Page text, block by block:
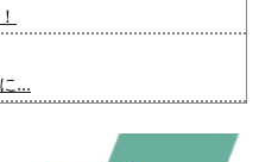
...